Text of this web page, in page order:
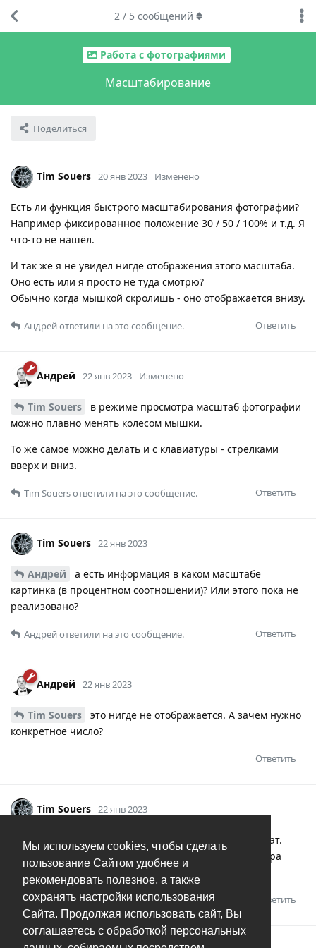
Мы используем cookies, чтобы сделать
пользование Сайтом удобнее и
рекомендовать полезное, а также
сохранять настройки использования
Сайта. Продолжая использовать сайт, Вы
соглашаетесь с обработкой персональных
Работа с фотографиями
Масштабирование
Поделиться
2/ 5 сообщений
Tim Souers 20 янв 2023 Изменено
Есть ли функция быстрого масштабирования фотографии?
Например фиксированное положение 30 / 50 / 100% и т.д. Я
что-то не нашёл.
И так же я не увидел нигде отображения этого масштаба.
Оно есть или я просто не туда смотрю?
Обычно когда мышкой скролишь - оно отображается внизу.
Ответить
Андрейответили на это сообщение.
Андрей 22 янв 2023 Изменено
Tim Souers
в режиме просмотра масштаб фотографии
можно плавно менять колесом мышки.
То же самое можно делать и с клавиатуры - стрелками
вверх и вниз.
Ответить
Tim Souersответили на это сообщение.
Tim Souers 22 янв 2023
Андрей
а есть информация в каком масштабе
картинка (в процентном соотношении)? Или этого пока не
реализовано?
Ответить
Андрейответили на это сообщение.
Андрей 22 янв 2023
Tim Souers
это нигде не отображается. А зачем нужно
конкретное число?
Ответить
Tim Souers 22 янв 2023
Чтобы понимать как сильно снимок растянут или сжат.
Также удобно понять как тот или иной телефон/камера
снимает, его качество в 100% масштабе.
Ответить